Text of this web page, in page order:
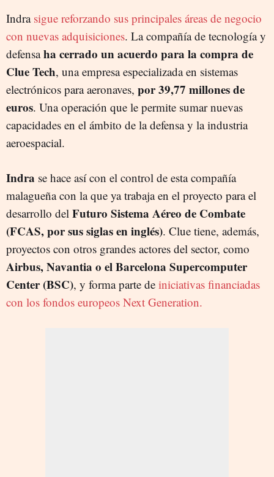
Indra sigue reforzando sus principales áreas de negocio
con nuevas adquisiciones. La compañía de tecnología y
defensaha cerrado un acuerdo para la compra de
Clue Tech, una empresa especializada en sistemas
electrónicos para aeronaves, por 39,77 millones de
euros. Una operación que le permite sumar nuevas
capacidades en el ámbito de la defensa y la industria
aeroespacial.
Indra se hace así con el control de esta compañía
malagueña con la que ya trabaja en el proyecto para el
desarrollo del Futuro Sistema Aéreo de Combate
(FCAS, por sus siglas en inglés). Clue tiene, además,
proyectos con otros grandes actores del sector, como
Airbus,Navantia o el Barcelona Supercomputer
Center (BSC), y forma parte de iniciativas financiadas
con los fondos europeos Next Generation.